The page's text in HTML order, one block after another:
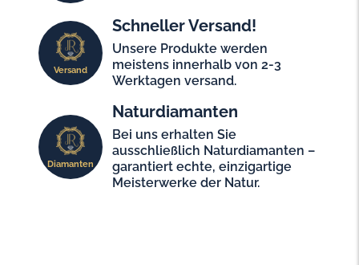
Versand
Schneller Versand!
Unsere Produkte werden
meistens innerhalb von 2-3
Werktagen versand.
Diamanten
Naturdiamanten
Bei uns erhalten Sie
ausschließlich Naturdiamanten –
garantiert echte, einzigartige
Meisterwerke der Natur.